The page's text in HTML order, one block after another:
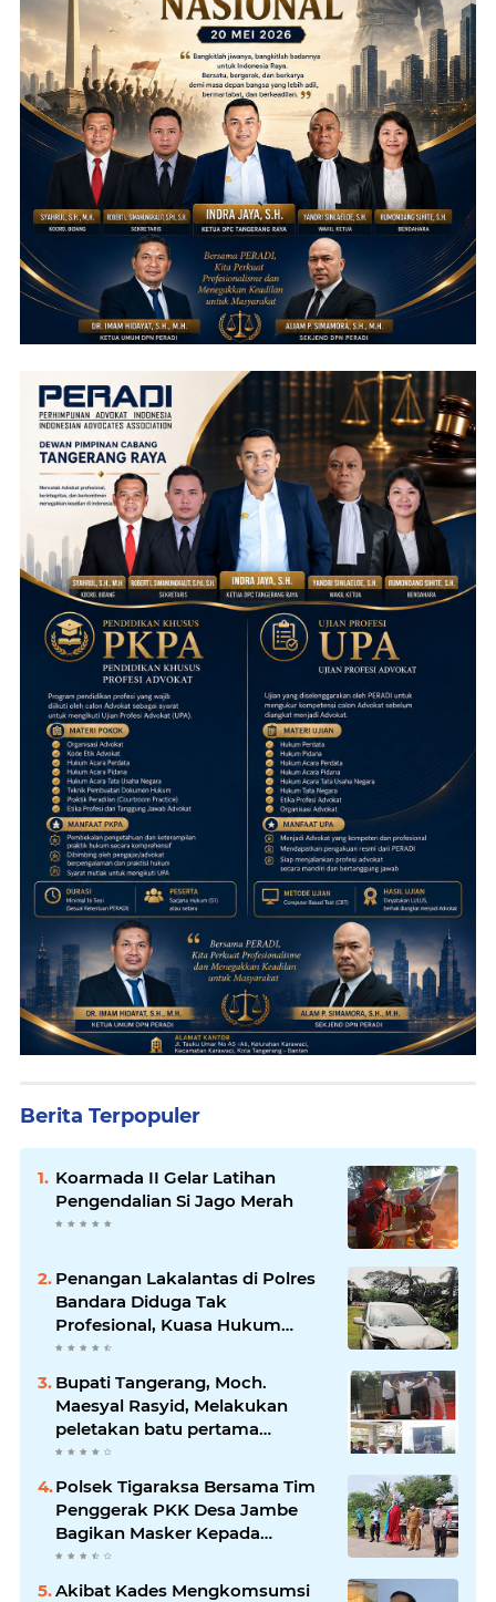
Berita Terpopuler
Koarmada II Gelar Latihan
Pengendalian Si Jago Merah
Penangan Lakalantas di Polres
Bandara Diduga Tak
Profesional, Kuasa Hukum
Adukan ke Propam
Bupati Tangerang, Moch.
Maesyal Rasyid, Melakukan
peletakan batu pertama
pembangunan Gedung Mako
Polsek Sepatan
Polsek Tigaraksa Bersama Tim
Penggerak PKK Desa Jambe
Bagikan Masker Kepada
Pengguna Jalan
Akibat Kades Mengkomsumsi